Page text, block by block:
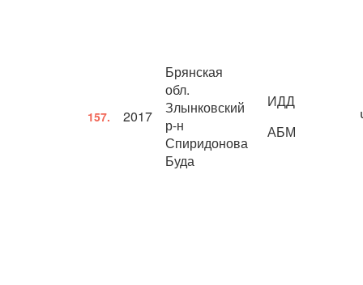
157. 2017
Брянская
обл.
Злынковский
р-н
Спиридонова
Буда
ИДД
АБМ